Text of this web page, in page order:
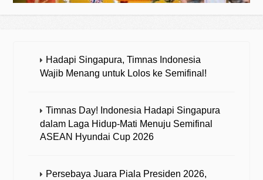
Hadapi Singapura, Timnas Indonesia
Wajib Menang untuk Lolos ke Semifinal!
Timnas Day! Indonesia Hadapi Singapura
dalam Laga Hidup-Mati Menuju Semifinal
ASEAN Hyundai Cup 2026
Persebaya Juara Piala Presiden 2026,